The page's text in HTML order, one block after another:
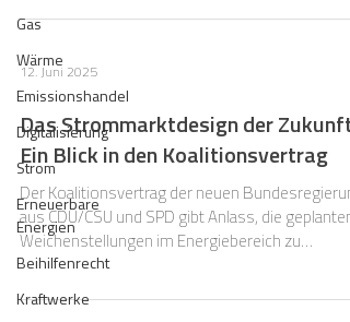
Gas
Wärme
Emissionshandel
Digitalisierung
Strom
Erneuerbare
Energien
Beihilfenrecht
Kraftwerke
(insbesondere zum Lieferantenwechsel) sollten
bundesweit harmonisiert und damit
massengeschäftstauglich gemacht werden. Der
Lieferantenwechselprozess wurde später um
Standardisierungen für die
Strommengenbilanzierung (MaBiS) und das
Messwesen (WiM)
12. Juni 2025
Das Strommarktdesign der Zukunft:
Ein Blick in den Koalitionsvertrag
Der Koalitionsvertrag der neuen Bundesregierung
aus CDU/CSU und SPD gibt Anlass, die geplanten
Weichenstellungen im Energiebereich zu
analysieren.